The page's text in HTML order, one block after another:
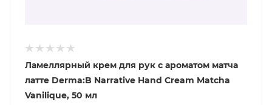
Ламеллярный крем для рук с ароматом матча
латте Derma:B Narrative Hand Cream Matcha
Vanilique, 50 мл